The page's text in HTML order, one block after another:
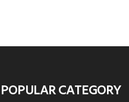
POPULAR CATEGORY